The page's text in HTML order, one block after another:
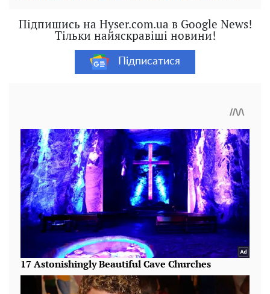
Підпишись на Hyser.com.ua в Google News!
Тільки найяскравіші новини!
Підписатися